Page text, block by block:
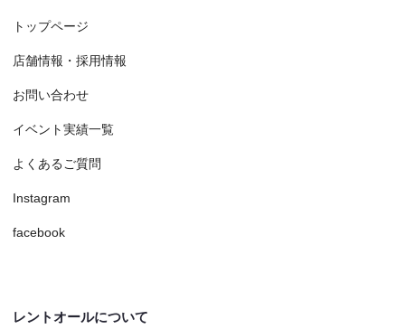
トップページ
店舗情報・採用情報
お問い合わせ
イベント実績一覧
よくあるご質問
Instagram
facebook
レントオールについて